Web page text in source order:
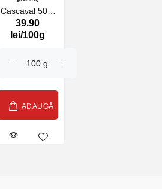
Cascaval 50%
Cow Red Pesto
Farm
39.90
lei/100g
ADAUGĂ